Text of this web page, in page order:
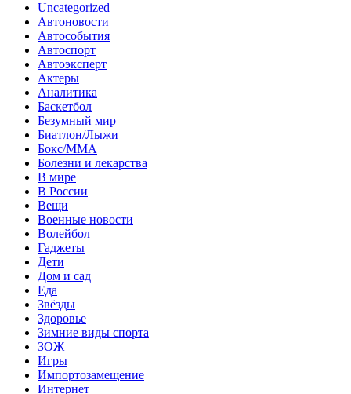
Uncategorized
Автоновости
Автособытия
Автоспорт
Автоэксперт
Актеры
Аналитика
Баскетбол
Безумный мир
Биатлон/Лыжи
Бокс/MMA
Болезни и лекарства
В мире
В России
Вещи
Военные новости
Волейбол
Гаджеты
Дети
Дом и сад
Еда
Звёзды
Здоровье
Зимние виды спорта
ЗОЖ
Игры
Импортозамещение
Интернет